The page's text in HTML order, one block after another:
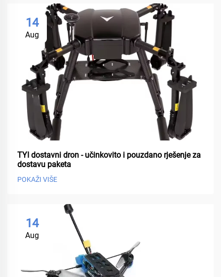
14
Aug
TYI dostavni dron - učinkovito i pouzdano rješenje za
dostavu paketa
POKAŽI VIŠE
14
Aug